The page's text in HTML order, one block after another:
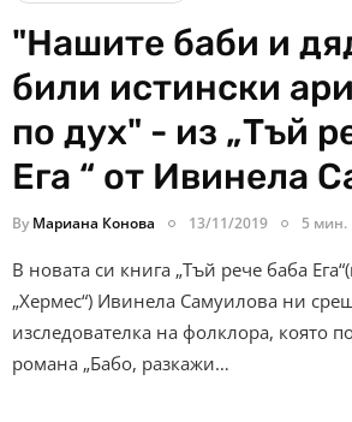
"Нашите баби и
били истински
по дух" - из „Тъй
Ега “ от Ивинела
By Мариана Конова 13/11/2019 5 мин.
В новата си книга „Тъй рече баба
„Хермес“) Ивинела Самуилова ни
изследователка на фолклора, която
романа „Бабо, разкажи…